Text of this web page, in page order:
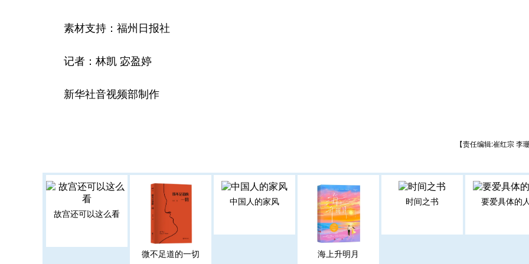
素材支持：福州日报社
记者：林凯 宓盈婷
新华社音视频部制作
【责任编辑:崔红宗 李珊
故宫还可以这么看
微不足道的一切
中国人的家风
海上升明月
时间之书 要爱具体的人